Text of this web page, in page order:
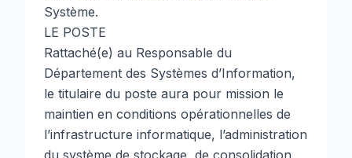
Système.
LE POSTE
Rattaché(e) au Responsable du
Département des Systèmes d’Information,
le titulaire du poste aura pour mission le
maintien en conditions opérationnelles de
l’infrastructure informatique, l’administration
du système de stockage, de consolidation